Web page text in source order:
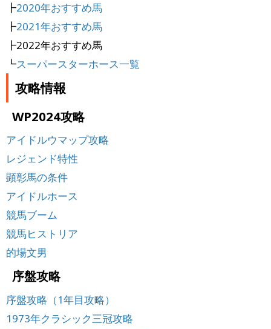
┣2020年おすすめ馬
┣2021年おすすめ馬
┣2022年おすすめ馬
┗スーパースターホース一覧
攻略情報
WP2024攻略
アイドルウマップ攻略
レジェンド特性
顕彰馬の条件
アイドルホース
競馬ブーム
競馬ヒストリア
的場文男
序盤攻略
序盤攻略（1年目攻略）
1973年クラシック三冠攻略